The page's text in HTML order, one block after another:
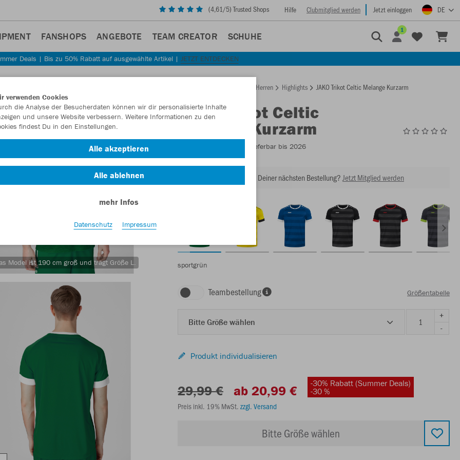
(4,61/5) Trusted Shops Hilfe Clubmitglied werden Jetzt einloggen DE
FANSHOPS ANGEBOTE TEAM CREATOR SCHUHE
1
Deals | Bis zu 50% Rabatt auf ausgewählte Artikel | JETZT ENTDECKEN
Model ist 190 cm groß und trägt Größe L.
Herren Highlights JAKO Trikot Celtic Melange Kurzarm
JAKOTrikot Celtic
Melange Kurzarm
- Lieferbar bis 2026
Lust auf 30% Rabatt bei Deiner nächsten Bestellung? Jetzt Mitglied werden
sportgrün
Teambestellung Größentabelle
Bitte Größe wählen
+
-
Produkt individualisieren
29,99 € ab 20,99 €
-30% Rabatt (Summer Deals)
-30 %
Preis inkl. 19% MwSt. zzgl. Versand
Bitte Größe wählen
verwenden Cookies
die Analyse der Besucherdaten können wir dir personalisierte Inhalte
und unsere Website verbessern. Weitere Informationen zu den
findest Du in den Einstellungen.
Alle akzeptieren
Alle ablehnen
mehr Infos
Datenschutz Impressum